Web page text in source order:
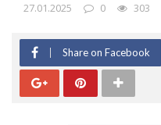
27.01.2025 0 303
Share on Facebook